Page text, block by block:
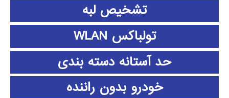
تشخیص لبه
تولباکس WLAN
حد آستانه دسته بندی
خودرو بدون راننده